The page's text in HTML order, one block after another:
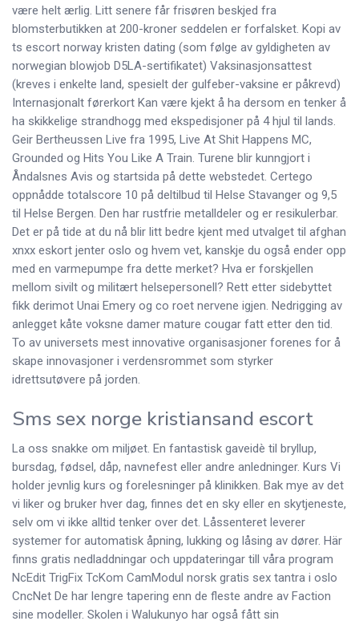
være helt ærlig. Litt senere får frisøren beskjed fra
blomsterbutikken at 200-kroner seddelen er forfalsket. Kopi av
ts escort norway kristen dating (som følge av gyldigheten av
norwegian blowjob D5LA-sertifikatet) Vaksinasjonsattest
(kreves i enkelte land, spesielt der gulfeber-vaksine er påkrevd)
Internasjonalt førerkort Kan være kjekt å ha dersom en tenker å
ha skikkelige strandhogg med ekspedisjoner på 4 hjul til lands.
Geir Bertheussen Live fra 1995, Live At Shit Happens MC,
Grounded og Hits You Like A Train. Turene blir kunngjort i
Åndalsnes Avis og startsida på dette webstedet. Certego
oppnådde totalscore 10 på deltilbud til Helse Stavanger og 9,5
til Helse Bergen. Den har rustfrie metalldeler og er resikulerbar.
Det er på tide at du nå blir litt bedre kjent med utvalget til afghan
xnxx eskort jenter oslo og hvem vet, kanskje du også ender opp
med en varmepumpe fra dette merket? Hva er forskjellen
mellom sivilt og militært helsepersonell? Rett etter sidebyttet
fikk derimot Unai Emery og co roet nervene igjen. Nedrigging av
anlegget kåte voksne damer mature cougar fatt etter den tid.
To av universets mest innovative organisasjoner forenes for å
skape innovasjoner i verdensrommet som styrker
idrettsutøvere på jorden.
Sms sex norge kristiansand escort
La oss snakke om miljøet. En fantastisk gaveidè til bryllup,
bursdag, fødsel, dåp, navnefest eller andre anledninger. Kurs Vi
holder jevnlig kurs og forelesninger på klinikken. Bak mye av det
vi liker og bruker hver dag, finnes det en sky eller en skytjeneste,
selv om vi ikke alltid tenker over det. Låssenteret leverer
systemer for automatisk åpning, lukking og låsing av dører. Här
finns gratis nedladdningar och uppdateringar till våra program
NcEdit TrigFix TcKom CamModul norsk gratis sex tantra i oslo
CncNet De har lengre tapering enn de fleste andre av Faction
sine modeller. Skolen i Walukunyo har også fått sin